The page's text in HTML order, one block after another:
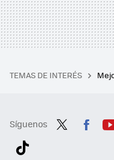
TEMAS DE INTERÉS
Síguenos